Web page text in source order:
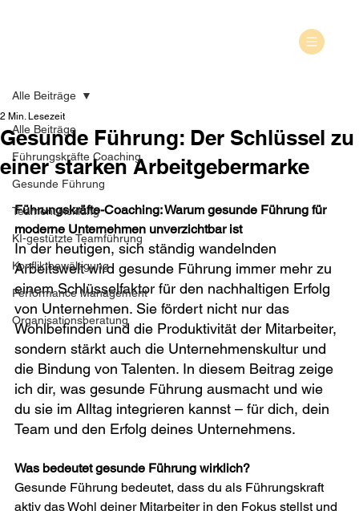
Alle Beiträge
Führungskräfte Coaching
Gesunde Führung
Teamentwicklung
KI-gestützte Teamführung
Konfliktbewältigung
Performance Management
Organisationsberatung
Alle Beiträge
Gesunde Führung: Der Schlüssel zu
einer starken Arbeitgebermarke
2 Min. Lesezeit
Führungskräfte-Coaching: Warum gesunde Führung für
moderne Unternehmen unverzichtbar ist
In der heutigen, sich ständig wandelnden
Arbeitswelt wird gesunde Führung immer mehr zu
einem Schlüsselfaktor für den nachhaltigen Erfolg
von Unternehmen. Sie fördert nicht nur das
Wohlbefinden und die Produktivität der Mitarbeiter,
sondern stärkt auch die Unternehmenskultur und
die Bindung von Talenten. In diesem Beitrag zeige
ich dir, was gesunde Führung ausmacht und wie
du sie im Alltag integrieren kannst – für dich, dein
Team und den Erfolg deines Unternehmens.
Was bedeutet gesunde Führung wirklich?
Gesunde Führung bedeutet, dass du als Führungskraft
aktiv das Wohl deiner Mitarbeiter in den Fokus stellst und